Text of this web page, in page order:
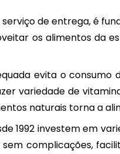
de entrega, é
os alimentos da
evita o
variedade de
naturais torna a
1992 investem em
complicações,